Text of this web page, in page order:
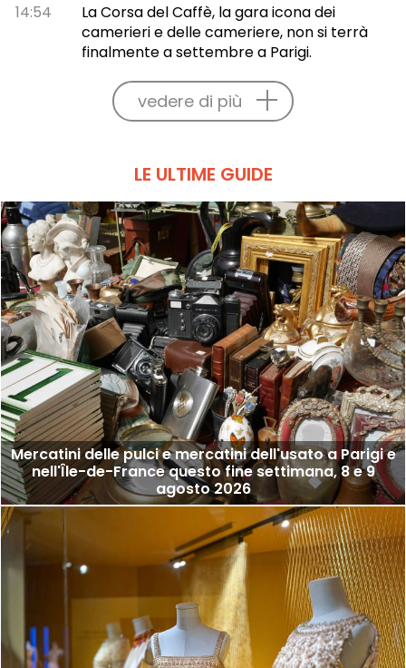
14:54
La Corsa del Caffè, la gara icona dei
camerieri e delle cameriere, non si terrà
finalmente a settembre a Parigi.
vedere di più
LE ULTIME GUIDE
Mercatini delle pulci e mercatini dell'usato a Parigi e
nell'Île-de-France questo fine settimana, 8 e 9
agosto 2026